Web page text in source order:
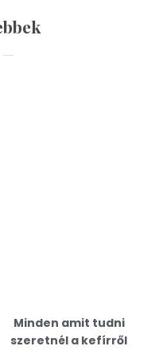
Minden amit tudni
szeretnél a kefírről